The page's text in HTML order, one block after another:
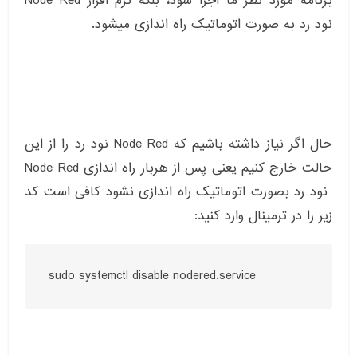
نود رد به صورت اتوماتیک راه اندازی میشود.
حال اگر نیاز داشته باشیم که Node Red نود رد را از این
حالت خارج کنیم یعنی پس از هربار راه اندازی Node Red
نود رد بصورت اتوماتیک راه اندازی نشود کافی است کد
زیر را در ترمینال وارد کنید:
sudo systemctl disable nodered.service